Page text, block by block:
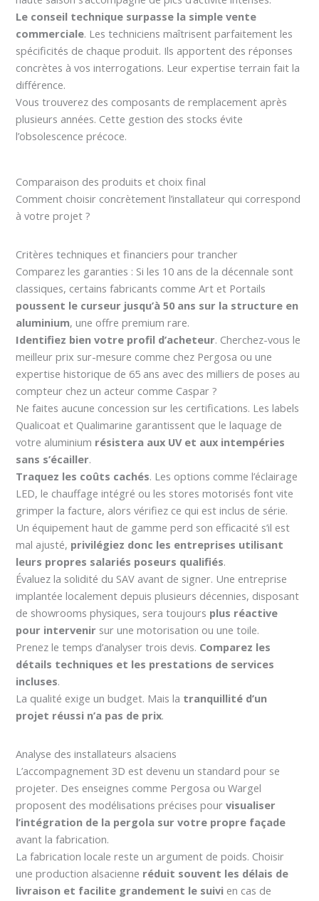
Le conseil technique surpasse la simple vente
commerciale. Les techniciens maîtrisent parfaitement les
spécificités de chaque produit. Ils apportent des réponses
concrètes à vos interrogations. Leur expertise terrain fait la
différence.
Vous trouverez des composants de remplacement après
plusieurs années. Cette gestion des stocks évite
l’obsolescence précoce.
Comparaison des produits et choix final
Comment choisir concrètement l’installateur qui correspond
à votre projet ?
Critères techniques et financiers pour trancher
Comparez les garanties : Si les 10 ans de la décennale sont
classiques, certains fabricants comme Art et Portails
poussent le curseur jusqu’à 50 ans sur la structure en
aluminium, une offre premium rare.
Identifiez bien votre profil d’acheteur. Cherchez-vous le
meilleur prix sur-mesure comme chez Pergosa ou une
expertise historique de 65 ans avec des milliers de poses au
compteur chez un acteur comme Caspar ?
Ne faites aucune concession sur les certifications. Les labels
Qualicoat et Qualimarine garantissent que le laquage de
votre aluminium résistera aux UV et aux intempéries
sans s’écailler.
Traquez les coûts cachés. Les options comme l’éclairage
LED, le chauffage intégré ou les stores motorisés font vite
grimper la facture, alors vérifiez ce qui est inclus de série.
Un équipement haut de gamme perd son efficacité s’il est
mal ajusté, privilégiez donc les entreprises utilisant
leurs propres salariés poseurs qualifiés.
Évaluez la solidité du SAV avant de signer. Une entreprise
implantée localement depuis plusieurs décennies, disposant
de showrooms physiques, sera toujours plus réactive
pour intervenir sur une motorisation ou une toile.
Prenez le temps d’analyser trois devis. Comparez les
détails techniques et les prestations de services
incluses.
La qualité exige un budget. Mais la tranquillité d’un
projet réussi n’a pas de prix.
Analyse des installateurs alsaciens
L’accompagnement 3D est devenu un standard pour se
projeter. Des enseignes comme Pergosa ou Wargel
proposent des modélisations précises pourvisualiser
l’intégration de la pergola sur votre propre façade
avant la fabrication.
La fabrication locale reste un argument de poids. Choisir
une production alsacienne réduit souvent les délais de
livraison et facilite grandement le suivi en cas de